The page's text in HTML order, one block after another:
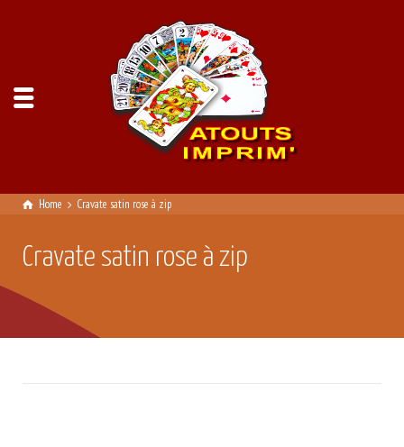
Home Cravate satin rose à zip
Cravate satin rose à zip